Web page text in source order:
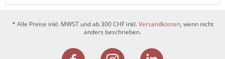
* Alle Preise inkl. MWST und ab 300 CHF inkl.Versandkosten, wenn nicht
anders beschrieben.